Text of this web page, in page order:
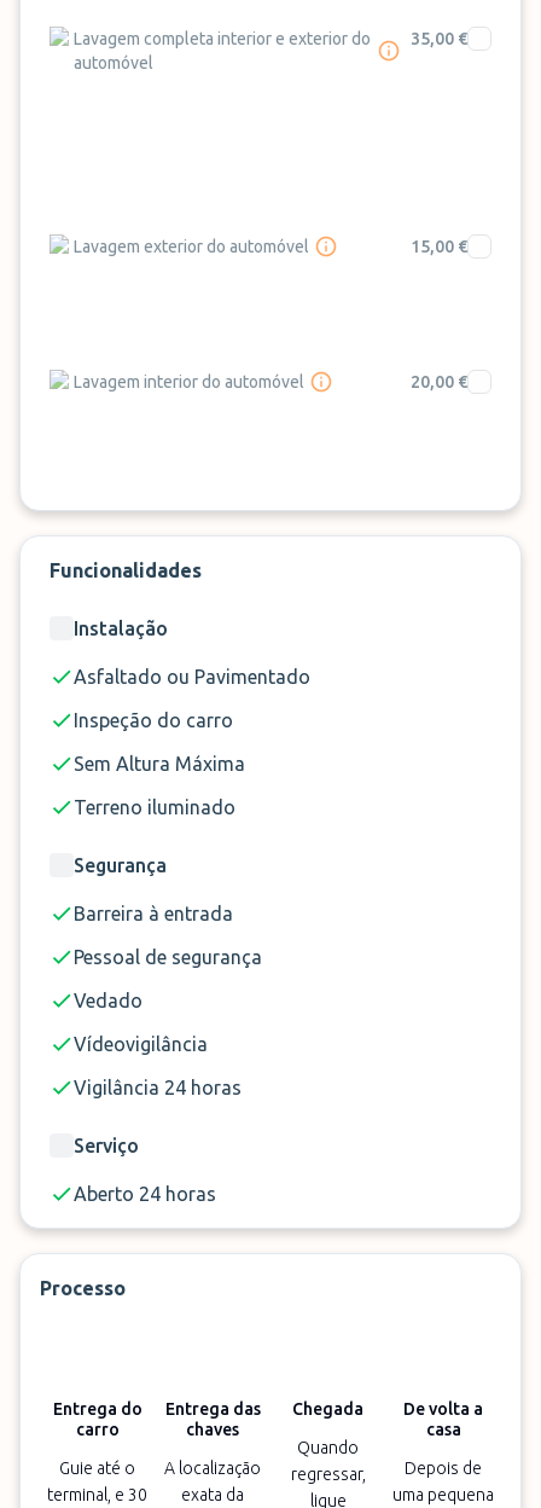
de viagem, o motorista estará à sua espera, com o
Lavagem completa interior e exterior do
automóvel
35,00 €
Lavagem exterior do automóvel 15,00 €
Lavagem interior do automóvel 20,00 €
Funcionalidades
Instalação
Asfaltado ou Pavimentado
Inspeção do carro
Sem Altura Máxima
Terreno iluminado
Segurança
Barreira à entrada
Pessoal de segurança
Vedado
Vídeovigilância
Vigilância 24 horas
Serviço
Aberto 24 horas
Processo
Entrega do
carro
Guie até o
terminal, e 30
Entrega das
chaves
A localização
exata da
Chegada
Quando
regressar,
ligue
De volta a
casa
Depois de
uma pequena